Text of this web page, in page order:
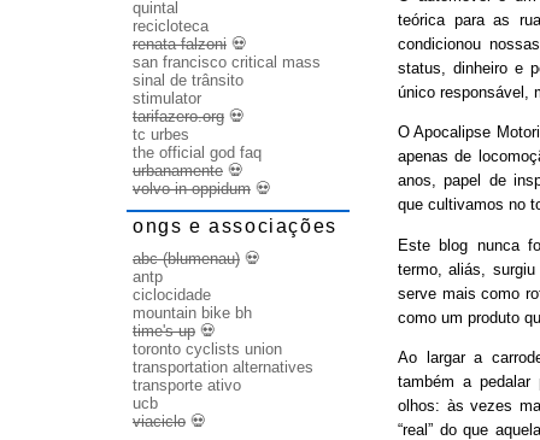
teórica para as
condicionou
status, dinheiro e
único responsável,
O Apocalipse
apenas de
anos, papel de
que cultivamos no
Este blog nunca
termo, aliás,
serve mais como
como um produto
Ao largar a
também a pedalar
olhos: às vezes
“real” do que
quintal
recicloteca
renata falzoni 💀
san francisco critical mass
sinal de trânsito
stimulator
tarifazero.org 💀
tc urbes
the official god faq
urbanamente 💀
volvo in oppidum 💀
ongs e associações
abc (blumenau) 💀
antp
ciclocidade
mountain bike bh
time's up 💀
toronto cyclists union
transportation alternatives
transporte ativo
ucb
viaciclo 💀